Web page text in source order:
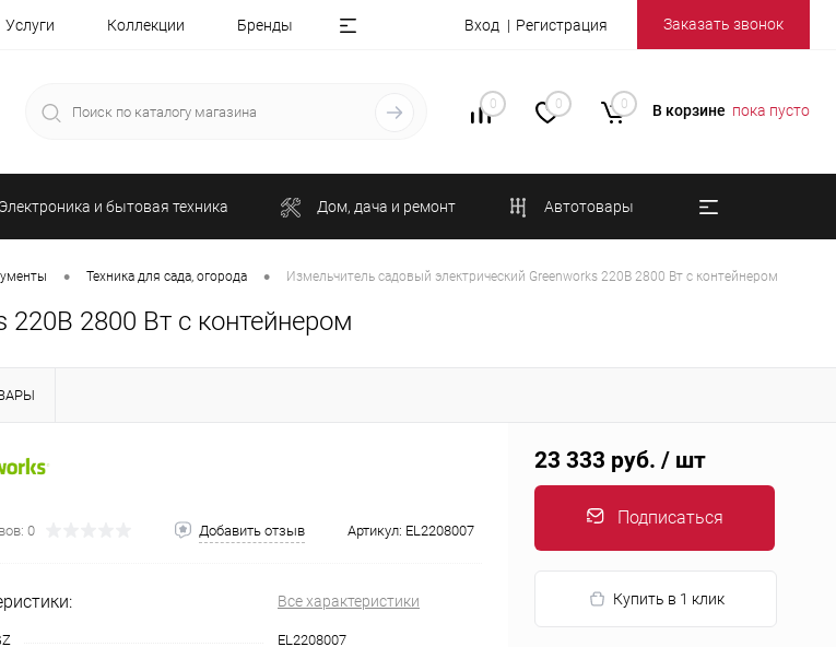
Услуги Коллекции Бренды Вход Регистрация Заказать звонок
0 0 0 В корзине пока пусто
Электроника и бытовая техника Дом, дача и ремонт Автотовары
• Техника для сада, огорода • Измельчитель садовый электрический Greenworks 220В 2800 Вт с контейнером
2800 Вт с контейнером
0 Добавить отзыв Артикул: EL2208007
Все характеристики
EL2208007
23 333 руб. / шт
Подписаться
Купить в 1 клик